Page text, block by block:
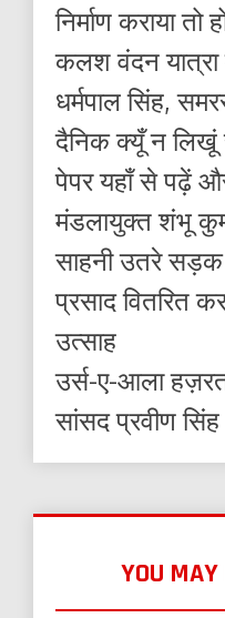
निर्माण कराया तो
कलश वंदन यात्रा
धर्मपाल सिंह,
दैनिक क्यूँ न
पेपर यहाँ से पढ़ें
मंडलायुक्त शंभू
साहनी उतरे सड़क
प्रसाद वितरित
उत्साह
उर्स-ए-आला
सांसद प्रवीण
YOU